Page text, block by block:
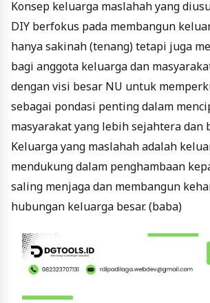
Konsep keluarga maslahah yang
DIY berfokus pada membangun
hanya sakinah (tenang) tetapi juga
bagi anggota keluarga dan
dengan visi besar NU untuk
sebagai pondasi penting dalam
masyarakat yang lebih sejahtera dan
Keluarga yang maslahah adalah
mendukung dalam penghambaan
saling menjaga dan membangun
hubungan keluarga besar. (baba)